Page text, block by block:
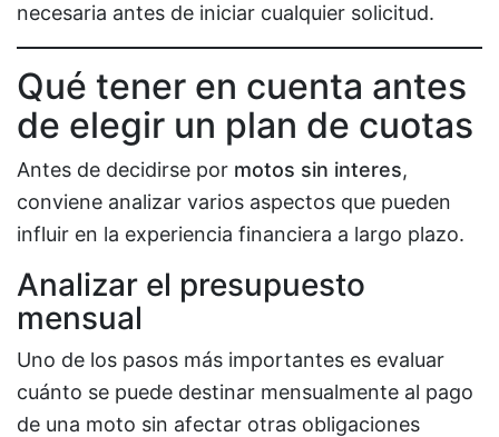
necesaria antes de iniciar cualquier solicitud.
Qué tener en cuenta antes
de elegir un plan de cuotas
Antes de decidirse por motos sin interes,
conviene analizar varios aspectos que pueden
influir en la experiencia financiera a largo plazo.
Analizar el presupuesto
mensual
Uno de los pasos más importantes es evaluar
cuánto se puede destinar mensualmente al pago
de una moto sin afectar otras obligaciones